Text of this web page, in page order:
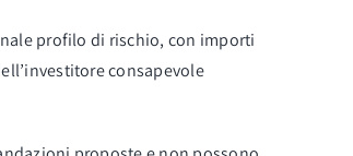
profilo di rischio, con importi
consapevole